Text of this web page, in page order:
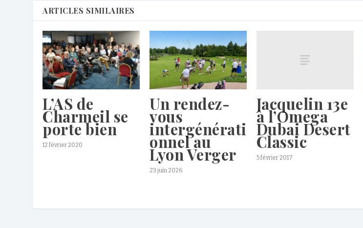
ARTICLES SIMILAIRES
L’AS de
Charmeil se
porte bien
12 février 2020
Un rendez-
vous
intergénérati
onnel au
Lyon Verger
23 juin 2026
Jacquelin 13e
à l’Omega
Dubai Desert
Classic
5 février 2017